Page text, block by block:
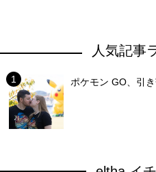
人気記事
ポケモン GO、引